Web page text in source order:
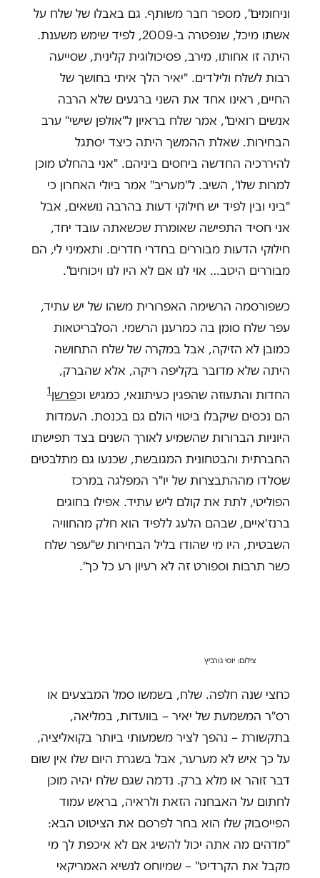
וניחומים", מספר חבר משותף. גם באבלו של שלח על
אשתו מיכל, שנפטרה ב-2009, לפיד שימש משענת.
היתה זו אחותו, מירב, פסיכולוגית קלינית, שסייעה
רבות לשלח ולילדים. "יאיר הלך איתי בחושך של
החיים, ראינו אחד את השני ברגעים שלא הרבה
אנשים רואים", אמר שלח בראיון ל"אולפן שישי" ערב
הבחירות. שאלת ההמשך היתה כיצד יסתגל
להיררכיה החדשה ביחסים ביניהם. "אני בהחלט מוכן
למרות שלו", השיב. ל"מעריב" אמר ביולי האחרון כי
"ביני ובין לפיד יש חילוקי דעות בהרבה נושאים, אבל
אני חסיד התפישה שאומרת שכשאתה עובד יחד,
חילוקי הדעות מבוררים בחדרי חדרים. ותאמיני לי, הם
מבוררים היטב… אוי לנו אם לא היו לנו ויכוחים".
כשפורסמה הרשימה האפרורית משהו של יש עתיד,
עפר שלח סומן בה כמרענן הרשמי. הסלבריטאות
כמובן לא הזיקה, אבל במקרה של שלח התחושה
היתה שלא מדובר בקליפה ריקה, אלא שהברק,
החדות והתעוזה שהפגין כעיתונאי, כמגיש וכפרשן1
הם נכסים שיקבלו ביטוי הולם גם בכנסת. העמדות
היוניות הברורות שהשמיע לאורך השנים בצד תפישתו
החברתית והבטחונית המגובשת, שכנעו גם מתלבטים
שסלדו מההתבצרות של יו"ר המפלגה במרכז
הפוליטי, לתת את קולם ליש עתיד. אפילו בחוגים
ברנז'איים, שבהם הלעג ללפיד הוא חלק מהחוויה
השבטית, היו מי שהודו בליל הבחירות ש"עפר שלח
כשר תרבות וספורט זה לא רעיון רע כל כך".
צילום: יוסי גורביץ
כחצי שנה חלפה. שלח, בשמשו סמל המבצעים או
רס"ר המשמעת של יאיר – בוועדות, במליאה,
בתקשורת – נהפך לציר משמעותי ביותר בקואליציה,
על כך איש לא מערער, אבל בשגרת היום שלו אין שום
דבר זוהר או מלא ברק. נדמה שגם שלח יהיה מוכן
לחתום על האבחנה הזאת ולראיה, בראש עמוד
הפייסבוק שלו הוא בחר לפרסם את הציטוט הבא:
"מדהים מה אתה יכול להשיג אם לא איכפת לך מי
מקבל את הקרדיט" – שמיוחס לנשיא האמריקאי